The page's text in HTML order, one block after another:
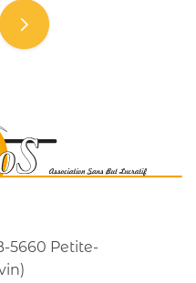
5660 Petite-